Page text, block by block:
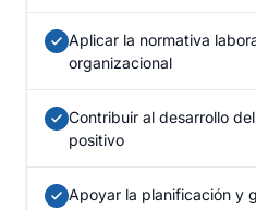
Aplicar la normativa
organizacional
Contribuir al desarrollo
positivo
Apoyar la planificación y